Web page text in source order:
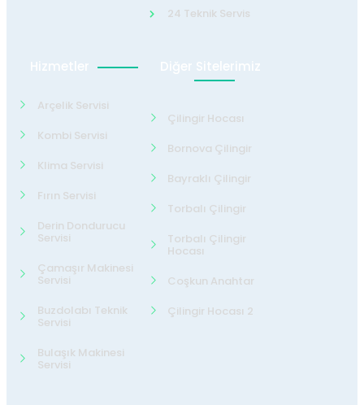
24 Teknik Servis
Hizmetler
Arçelik Servisi
Kombi Servisi
Klima Servisi
Fırın Servisi
Derin Dondurucu
Servisi
Çamaşır Makinesi
Servisi
Buzdolabı Teknik
Servisi
Bulaşık Makinesi
Servisi
Diğer Sitelerimiz
Çilingir Hocası
Bornova Çilingir
Bayraklı Çilingir
Torbalı Çilingir
Torbalı Çilingir
Hocası
Coşkun Anahtar
Çilingir Hocası 2